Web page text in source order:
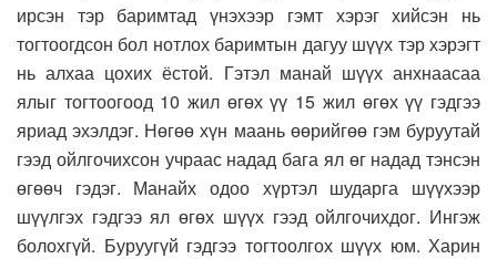
ирсэн тэр баримтад үнэхээр гэмт хэрэг хийсэн нь
тогтоогдсон бол нотлох баримтын дагуу шүүх тэр хэрэгт
нь алхаа цохих ёстой. Гэтэл манай шүүх анхнаасаа
ялыг тогтоогоод 10 жил өгөх үү 15 жил өгөх үү гэдгээ
яриад эхэлдэг. Нөгөө хүн маань өөрийгөө гэм буруутай
гээд ойлгочихсон учраас надад бага ял өг надад тэнсэн
өгөөч гэдэг. Манайх одоо хүртэл шударга шүүхээр
шүүлгэх гэдгээ ял өгөх шүүх гээд ойлгочихдог. Ингэж
болохгүй. Буруугүй гэдгээ тогтоолгох шүүх юм. Харин